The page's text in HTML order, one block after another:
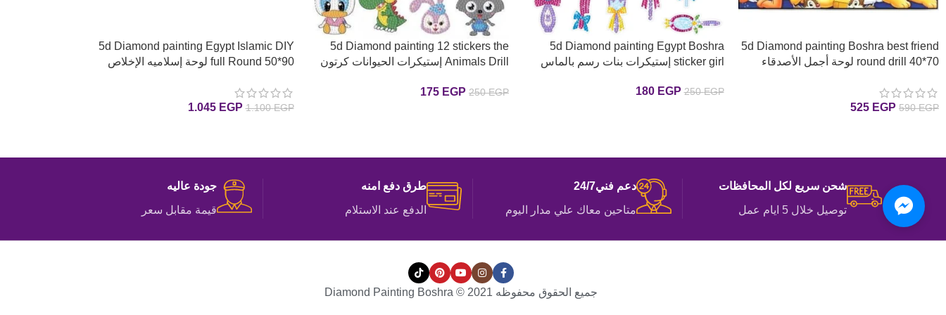
5d Diamond painting Boshra best friend
round drill 40*70 لوحة أجمل الأصدقاء
590EGP
525 EGP
5d Diamond painting Egypt Boshra
sticker girl إستيكرات بنات رسم بالماس
250EGP
180 EGP
5d Diamond painting 12 stickers the
Animals Drill إستيكرات الحيوانات كرتون
250EGP
175 EGP
5d Diamond painting Egypt Islamic DIY
full Round 50*90 لوحة إسلاميه الإخلاص
1.100EGP
1.045 EGP
شحن سريع لكل المحافظات
توصيل خلال 5 ايام عمل
دعم فني24/7
متاحين معاك علي مدار اليوم
طرق دفع امنه
الدفع عند الاستلام
جودة عاليه
قيمة مقابل سعر
جميع الحقوق محفوظه Diamond Painting Boshra © 2021